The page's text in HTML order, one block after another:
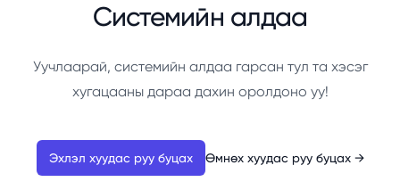
Системийн алдаа
Уучлаарай, системийн алдаа гарсан тул та хэсэг
хугацааны дараа дахин оролдоно уу!
Эхлэл хуудас руу буцах Өмнөх хуудас руу буцах →